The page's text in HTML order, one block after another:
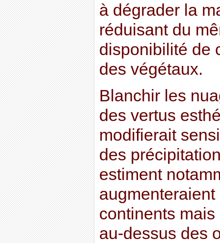
à dégrader la
réduisant du
disponibilité de
des végétaux.
Blanchir les
des vertus
modifierait
des
estiment
continents
au-dessus des